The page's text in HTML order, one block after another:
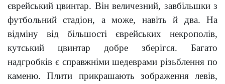
єврейський цвинтар. Він величезний, завбільшки з
футбольний стадіон, а може, навіть й два. На
відміну від більшості єврейських некрополів,
кутський цвинтар добре зберігся. Багато
надгробків є справжніми шедеврами різьблення по
каменю. Плити прикрашають зображення левів,